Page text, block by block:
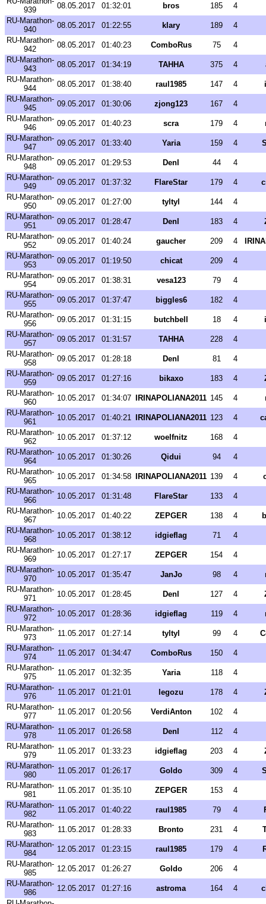
939
08.05.2017 01:32:01 bros 185
4
RU-Marathon-
940
08.05.2017 01:22:55 klary 189
4
RU-Marathon-
942
08.05.2017 01:40:23 ComboRus 75
4
RU-Marathon-
943
08.05.2017 01:34:19 TAHHA 375 4
RU-Marathon-
944
08.05.2017 01:38:40 raul1985 147 4
RU-Marathon-
945
09.05.2017 01:30:06 zjong123 167
4
RU-Marathon-
946
09.05.2017 01:40:23 scra 179 4
RU-Marathon-
947
09.05.2017 01:33:40 Yaria 159 4
RU-Marathon-
948
09.05.2017 01:29:53 Denl 44
4
RU-Marathon-
949
09.05.2017 01:37:32 FlareStar 179 4
RU-Marathon-
950
09.05.2017 01:27:00 tyltyl 144
4
RU-Marathon-
951
09.05.2017 01:28:47 Denl 183 4
RU-Marathon-
952
09.05.2017 01:40:24 gaucher 209 4
RU-Marathon-
953
09.05.2017 01:19:50 chicat 209
4
RU-Marathon-
954
09.05.2017 01:38:31 vesa123 79
4
RU-Marathon-
955
09.05.2017 01:37:47 biggles6 182
4
RU-Marathon-
956
09.05.2017 01:31:15 butchbell 18 4
RU-Marathon-
957
09.05.2017 01:31:57 TAHHA 228
4
RU-Marathon-
958
09.05.2017 01:28:18 Denl 81
4
RU-Marathon-
959
09.05.2017 01:27:16 bikaxo 183 4
RU-Marathon-
960
10.05.2017 01:34:07 IRINAPOLIANA2011 145 4
RU-Marathon-
961
10.05.2017 01:40:21 IRINAPOLIANA2011 123 4
RU-Marathon-
962
10.05.2017 01:37:12 woelfnitz 168
4
RU-Marathon-
964
10.05.2017 01:30:26 Qidui 94
4
RU-Marathon-
965
10.05.2017 01:34:58 IRINAPOLIANA2011 139 4
RU-Marathon-
966
10.05.2017 01:31:48 FlareStar 133
4
RU-Marathon-
967
10.05.2017 01:40:22 ZEPGER 138 4
RU-Marathon-
968
10.05.2017 01:38:12 idgieflag 71
4
RU-Marathon-
969
10.05.2017 01:27:17 ZEPGER 154
4
RU-Marathon-
970
10.05.2017 01:35:47 JanJo 98 4
RU-Marathon-
971
10.05.2017 01:28:45 Denl 127 4
RU-Marathon-
972
10.05.2017 01:28:36 idgieflag 119 4
RU-Marathon-
973
11.05.2017 01:27:14 tyltyl 99 4
RU-Marathon-
974
11.05.2017 01:34:47 ComboRus 150
4
RU-Marathon-
975
11.05.2017 01:32:35 Yaria 118
4
RU-Marathon-
976
11.05.2017 01:21:01 legozu 178 4
RU-Marathon-
977
11.05.2017 01:20:56 VerdiAnton 102
4
RU-Marathon-
978
11.05.2017 01:26:58 Denl 112
4
RU-Marathon-
979
11.05.2017 01:33:23 idgieflag 203 4
RU-Marathon-
980
11.05.2017 01:26:17 Goldo 309 4
RU-Marathon-
981
11.05.2017 01:35:10 ZEPGER 153
4
RU-Marathon-
982
11.05.2017 01:40:22 raul1985 79 4
RU-Marathon-
983
11.05.2017 01:28:33 Bronto 231 4
RU-Marathon-
984
12.05.2017 01:23:15 raul1985 179 4
RU-Marathon-
985
12.05.2017 01:26:27 Goldo 206
4
RU-Marathon-
986
12.05.2017 01:27:16 astroma 164 4